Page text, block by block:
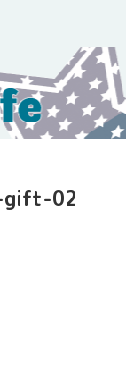
gift-02